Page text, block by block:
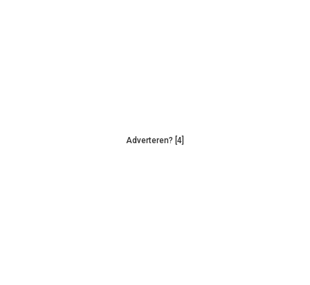
Adverteren? [4]